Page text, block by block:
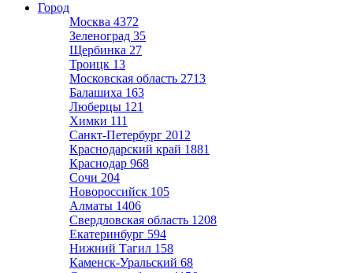
Город
Москва 4372
Зеленоград 35
Щербинка 27
Троицк 13
Московская область 2713
Балашиха 163
Люберцы 121
Химки 111
Санкт-Петербург 2012
Краснодарский край 1881
Краснодар 968
Сочи 204
Новороссийск 105
Алматы 1406
Свердловская область 1208
Екатеринбург 594
Нижний Тагил 158
Каменск-Уральский 68